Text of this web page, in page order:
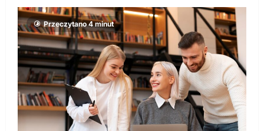
Przeczytano 4 minut